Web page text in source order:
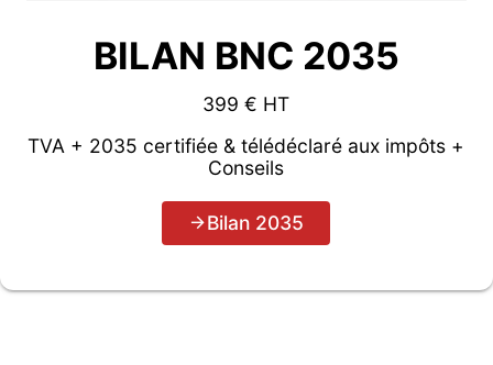
BILAN BNC 2035
399 € HT
TVA + 2035 certifiée & télédéclaré aux impôts +
Conseils
Bilan 2035